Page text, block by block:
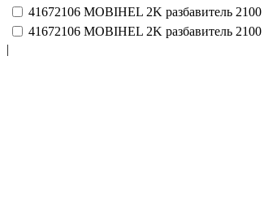
41672106 MOBIHEL 2K разбавитель 2100
41672106 MOBIHEL 2K разбавитель 2100
|